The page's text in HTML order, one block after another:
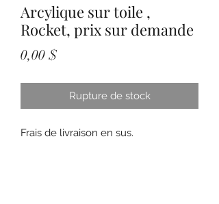
Arcylique sur toile ,
Rocket, prix sur demande
0,00 $
Rupture de stock
Frais de livraison en sus.